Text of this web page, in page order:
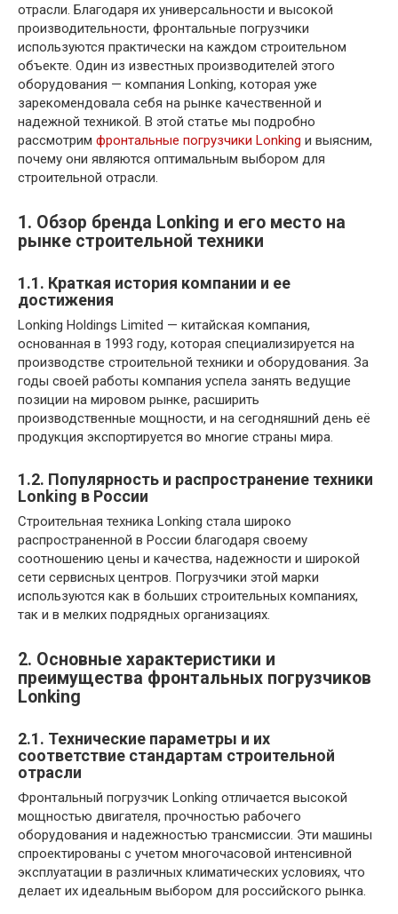
отрасли. Благодаря их универсальности и высокой
производительности, фронтальные погрузчики
используются практически на каждом строительном
объекте. Один из известных производителей этого
оборудования — компания Lonking, которая уже
зарекомендовала себя на рынке качественной и
надежной техникой. В этой статье мы подробно
рассмотрим фронтальные погрузчики Lonking и выясним,
почему они являются оптимальным выбором для
строительной отрасли.
1. Обзор бренда Lonking и его место на
рынке строительной техники
1.1. Краткая история компании и ее
достижения
Lonking Holdings Limited — китайская компания,
основанная в 1993 году, которая специализируется на
производстве строительной техники и оборудования. За
годы своей работы компания успела занять ведущие
позиции на мировом рынке, расширить
производственные мощности, и на сегодняшний день её
продукция экспортируется во многие страны мира.
1.2. Популярность и распространение техники
Lonking в России
Строительная техника Lonking стала широко
распространенной в России благодаря своему
соотношению цены и качества, надежности и широкой
сети сервисных центров. Погрузчики этой марки
используются как в больших строительных компаниях,
так и в мелких подрядных организациях.
2. Основные характеристики и
преимущества фронтальных погрузчиков
Lonking
2.1. Технические параметры и их
соответствие стандартам строительной
отрасли
Фронтальный погрузчик Lonking отличается высокой
мощностью двигателя, прочностью рабочего
оборудования и надежностью трансмиссии. Эти машины
спроектированы с учетом многочасовой интенсивной
эксплуатации в различных климатических условиях, что
делает их идеальным выбором для российского рынка.